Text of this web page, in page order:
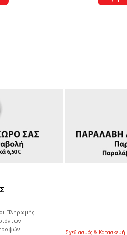
Πληρωμής
Σχεδιασμός &